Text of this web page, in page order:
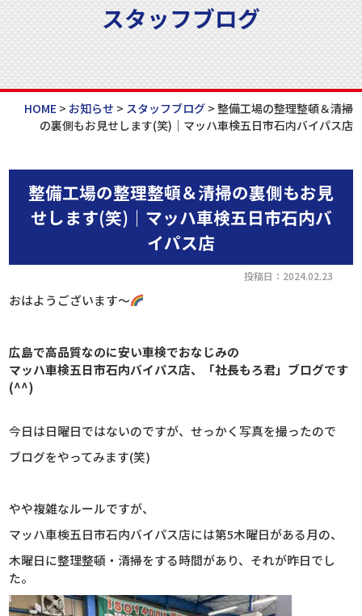
スタッフブログ
HOME> お知らせ > スタッフブログ> 整備工場の整理整頓＆清掃
の裏側もお見せします(笑)｜マッハ車検五日市石内バイパス店
整備工場の整理整頓＆清掃の裏側もお見
せします(笑)｜マッハ車検五日市石内バ
イパス店
投稿日：2024.02.23
おはようございます～
広島で高品質なのに安い車検でおなじみの
マッハ車検五日市石内バイパス店、「社長もろ君」ブログです
(^^)
今日は日曜日ではないのですが、せっかく写真を撮ったので
ブログをやってみます(笑)
やや複雑なルールですが、
マッハ車検五日市石内バイパス店には第5木曜日がある月の、
木曜日に整理整頓・清掃をする時間があり、それが昨日でし
た。